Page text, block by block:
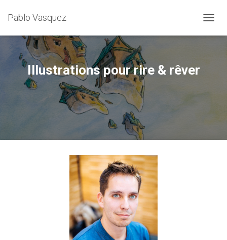
Pablo Vasquez
Illustrations pour rire & rêver